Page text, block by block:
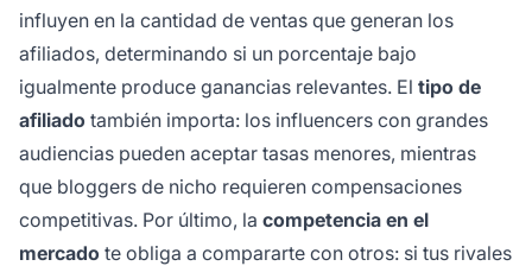
influyen en la cantidad de ventas que generan los
afiliados, determinando si un porcentaje bajo
igualmente produce ganancias relevantes. El tipo de
afiliado también importa: los influencers con grandes
audiencias pueden aceptar tasas menores, mientras
que bloggers de nicho requieren compensaciones
competitivas. Por último, la competencia en el
mercado te obliga a compararte con otros: si tus rivales